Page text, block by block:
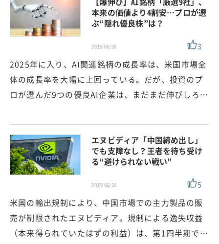
本来の価値より4割安…プロが選
ぶ“隠れ優良株”は？
2025/06/26 3
2025年に入り、AI関連銘柄の成長率は、米国市場全
体の成長率を大幅に上回っている。だが、投資のプ
ロが選んだ9つの優良AI企業は、まだまだ伸びしろ…
エヌビディア「中国締め出し」
でも支障なし？王者を待ち受け
る“避けられない戦い”
2025/06/20 5
米国の輸出規制により、中国市場での主力製品の販
売が制限されたエヌビディア。規制による逸失収益
（本来得られていたはずの利益）は、第1四半期で…